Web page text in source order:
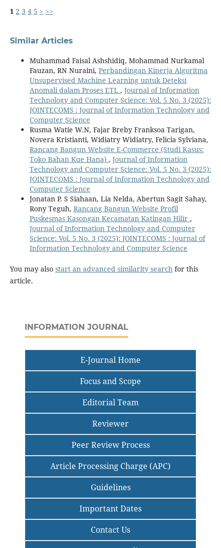
1 2 3 4 5 > >>
Similar Articles
Muhammad Faisal Ashshidiq, Mohammad Nurkamal
Fauzan, RN Nuraini, Perbandingan Kinerja Algoritma
Unsupervised Machine Learning untuk Deteksi
Anomali dalam Proses ETL , Journal of Information
Technology and Computer Science: Vol. 5 No. 3 (2025):
JOINTECOMS : Journal of Information Technology and
Computer Science
Rusma Watie W.N, Fajar Breby Franksoa Tarigan,
Novera Kristianti, Widiatry Widiatry, Felicia Sylviana,
Rancang Bangun Website E-Commerce (Studi Kasus:
Toko Bahan Kue Hana) , Journal of Information
Technology and Computer Science: Vol. 5 No. 3 (2025):
JOINTECOMS : Journal of Information Technology and
Computer Science
Jonatan P. S Siahaan, Lia Nelda, Abertun Sagit Sahay,
Rony Teguh, Rancang Bangun Website Profil
Puskesmas Kasongan Kecamatan Katingan Hilir ,
Journal of Information Technology and Computer
Science: Vol. 5 No. 3 (2025): JOINTECOMS : Journal of
Information Technology and Computer Science
You may also start an advanced similarity searchfor this
article.
INFORMATION JOURNAL
E-Journal Home
Focus and Scope
Editorial Team
Reviewer
Peer Review Process
Article Processing Charge (APC)
Guidelines
Important Dates
Contact Us